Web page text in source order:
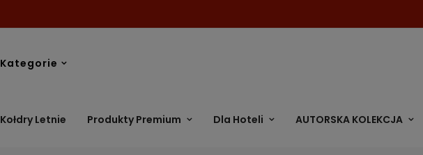
Kategorie
Kołdry Letnie Produkty Premium Dla Hoteli AUTORSKA KOLEKCJA